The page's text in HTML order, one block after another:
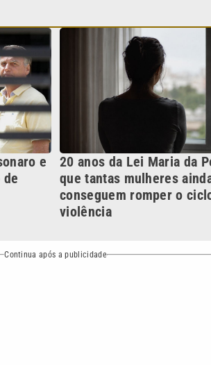
Continua após a publicidade
Mundo
Variedades